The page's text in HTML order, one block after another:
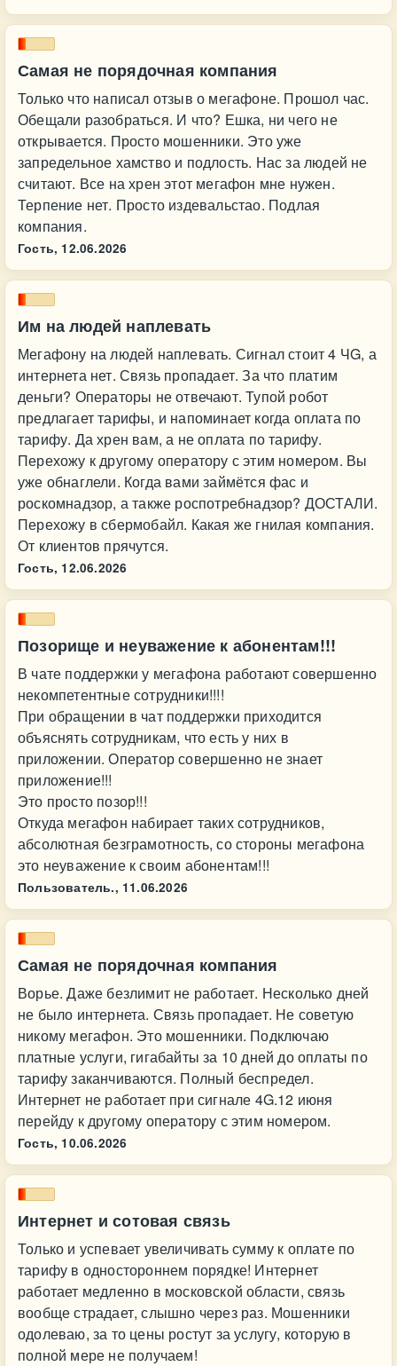
Самая не порядочная компания
Только что написал отзыв о мегафоне. Прошол час.
Обещали разобраться. И что? Ешка, ни чего не
открывается. Просто мошенники. Это уже
запредельное хамство и подлость. Нас за людей не
считают. Все на хрен этот мегафон мне нужен.
Терпение нет. Просто издевальстао. Подлая
компания.
Гость, 12.06.2026
Им на людей наплевать
Мегафону на людей наплевать. Сигнал стоит 4 ЧG, а
интернета нет. Связь пропадает. За что платим
деньги? Операторы не отвечают. Тупой робот
предлагает тарифы, и напоминает когда оплата по
тарифу. Да хрен вам, а не оплата по тарифу.
Перехожу к другому оператору с этим номером. Вы
уже обнаглели. Когда вами займётся фас и
роскомнадзор, а также роспотребнадзор? ДОСТАЛИ.
Перехожу в сбермобайл. Какая же гнилая компания.
От клиентов прячутся.
Гость, 12.06.2026
Позорище и неуважение к абонентам!!!
В чате поддержки у мегафона работают совершенно
некомпетентные сотрудники!!!!
При обращении в чат поддержки приходится
объяснять сотрудникам, что есть у них в
приложении. Оператор совершенно не знает
приложение!!!
Это просто позор!!!
Откуда мегафон набирает таких сотрудников,
абсолютная безграмотность, со стороны мегафона
это неуважение к своим абонентам!!!
Пользователь., 11.06.2026
Самая не порядочная компания
Ворье. Даже безлимит не работает. Несколько дней
не было интернета. Связь пропадает. Не советую
никому мегафон. Это мошенники. Подключаю
платные услуги, гигабайты за 10 дней до оплаты по
тарифу заканчиваются. Полный беспредел.
Интернет не работает при сигнале 4G.12 июня
перейду к другому оператору с этим номером.
Гость, 10.06.2026
Интернет и сотовая связь
Только и успевает увеличивать сумму к оплате по
тарифу в одностороннем порядке! Интернет
работает медленно в московской области, связь
вообще страдает, слышно через раз. Мошенники
одолеваю, за то цены ростут за услугу, которую в
полной мере не получаем!